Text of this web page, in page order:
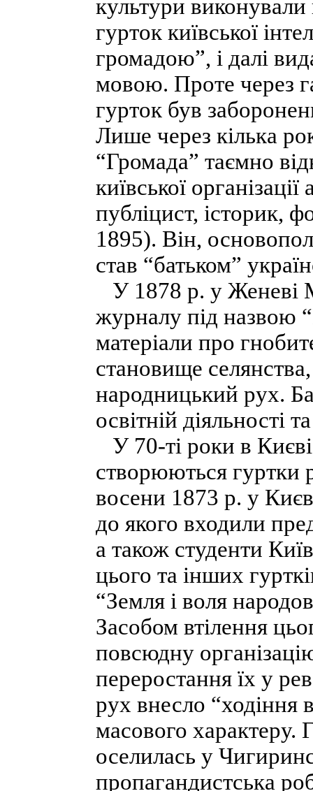
культури
гурток київської
громадою”, і далі
мовою. Проте через
гурток був
Лише через кілька
“Громада” таємно
київської
публіцист, історик,
1895). Він,
став “батьком”
У 1878 р. у Женеві
журналу під назвою
матеріали про
становище
народницький рух.
освітній діяльності
У 70-ті роки в
створюються гуртки
восени 1873 р. у
до якого входили
а також студенти
цього та інших
“Земля і воля
Засобом втілення
повсюдну
переростання їх у
рух внесло “ходіння
масово­го характеру.
оселилась у
пропагандистська